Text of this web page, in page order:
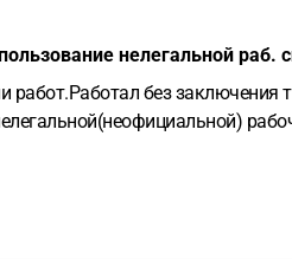
нелегальной раб.
работ.Работал без